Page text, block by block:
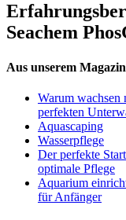
Seachem
Aus unserem
Warum wachsen
perfekten
Aquascaping
Wasserpflege
Der perfekte
optimale Pflege
Aquarium
für Anfänger